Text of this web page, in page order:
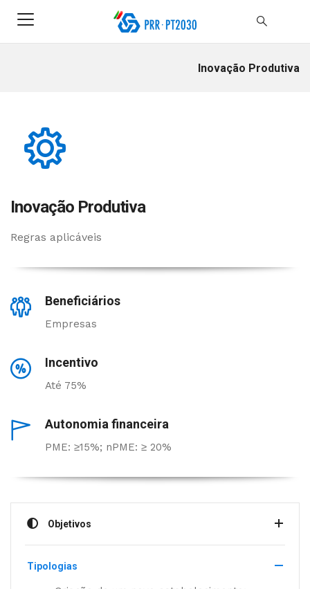
Inovação Produtiva
Inovação Produtiva
Regras aplicáveis
Beneficiários
Empresas
Incentivo
Até 75%
Autonomia financeira
PME: ≥15%; nPME: ≥ 20%
Objetivos
Tipologias